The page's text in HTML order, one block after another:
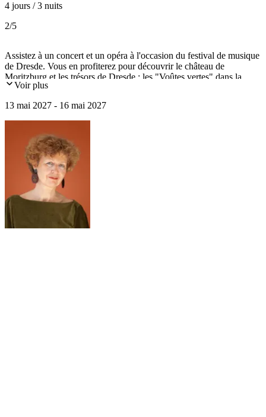
4 jours / 3 nuits
2/5
Assistez à un concert et un opéra à l'occasion du festival de musique
de Dresde. Vous en profiterez pour découvrir le château de
Moritzburg et les trésors de Dresde : les "Voûtes vertes" dans la
Résidence, la Frauenkirche, la galerie de peintures des Maîtres
Voir plus
13 mai 2027 - 16 mai 2027